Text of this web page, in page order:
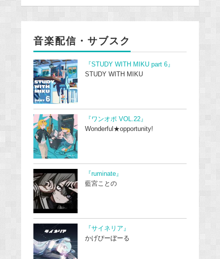
音楽配信・サブスク
『STUDY WITH MIKU part 6』
STUDY WITH MIKU
『ワンオポ VOL.22』
Wonderful★opportunity!
『ruminate』
藍宮ことの
『サイネリア』
かげぴーぼーる